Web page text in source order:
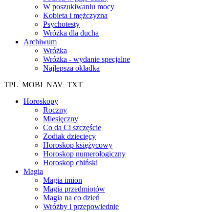
W poszukiwaniu mocy
Kobieta i mężczyzna
Psychotesty
Wróżka dla ducha
Archiwum
Wróżka
Wróżka - wydanie specjalne
Najlepsza okładka
TPL_MOBI_NAV_TXT
Horoskopy
Roczny
Miesięczny
Co da Ci szczęście
Zodiak dziecięcy
Horoskop księżycowy
Horoskop numerologiczny
Horoskop chiński
Magia
Magia imion
Magia przedmiotów
Magia na co dzień
Wróżby i przepowiednie